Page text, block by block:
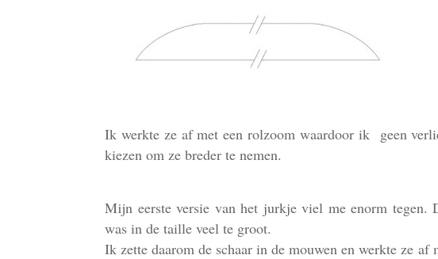
Ik werkte ze af met een rolzoom waardoor ik geen
kiezen om ze breder te nemen.
Mijn eerste versie van het jurkje viel me enorm tegen.
was in de taille veel te groot.
Ik zette daarom de schaar in de mouwen en werkte ze